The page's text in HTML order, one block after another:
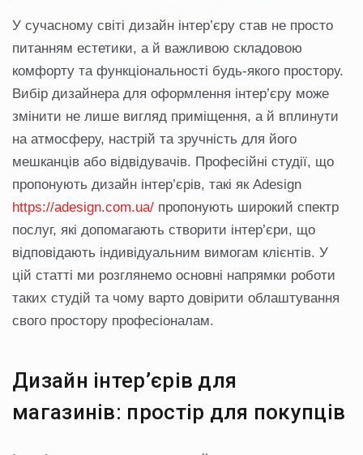
У сучасному світі дизайн інтер’єру став не просто
питанням естетики, а й важливою складовою
комфорту та функціональності будь-якого простору.
Вибір дизайнера для оформлення інтер’єру може
змінити не лише вигляд приміщення, а й вплинути
на атмосферу, настрій та зручність для його
мешканців або відвідувачів. Професійні студії, що
пропонують дизайн інтер’єрів, такі як Adesign
https://adesign.com.ua/ пропонують широкий спектр
послуг, які допомагають створити інтер’єри, що
відповідають індивідуальним вимогам клієнтів. У
цій статті ми розглянемо основні напрямки роботи
таких студій та чому варто довірити облаштування
свого простору професіоналам.
Дизайн інтер’єрів для
магазинів: простір для покупців